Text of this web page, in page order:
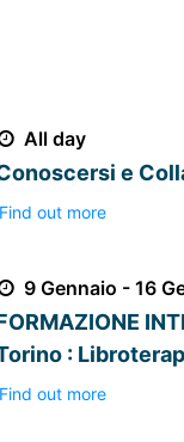
All day
e
Find out more
9 Gennaio - 16
:
Find out more